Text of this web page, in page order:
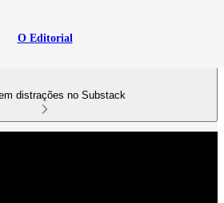
O Editorial
distrações no Substack